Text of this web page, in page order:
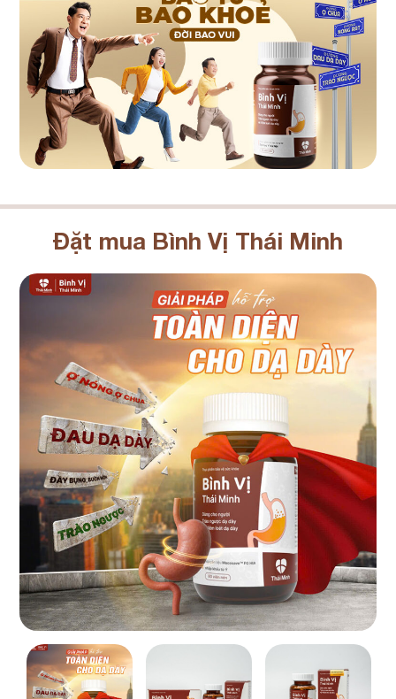
Đặt mua Bình Vị Thái Minh